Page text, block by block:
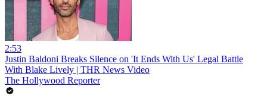
2:53
Justin Baldoni Breaks Silence on 'It Ends With Us' Legal Battle
With Blake Lively | THR News Video
The Hollywood Reporter